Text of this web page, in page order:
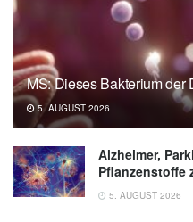
MS: Dieses Bakterium der
5. AUGUST 2026
Alzheimer,
Pflanzenstoffe
5. AUGUST 2026